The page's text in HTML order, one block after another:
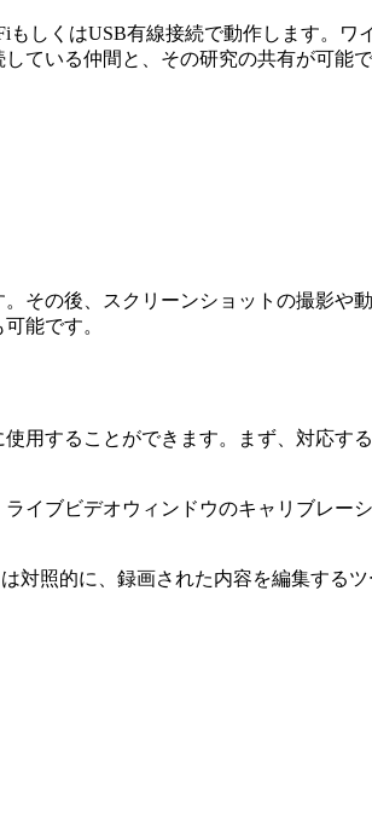
しくはUSB有線接続で動作します。ワ
ている仲間と、その研究の共有が可能
その後、スクリーンショットの撮影や
能です。
用することができます。まず、対応す
イブビデオウィンドウのキャリブレー
照的に、録画された内容を編集するツ